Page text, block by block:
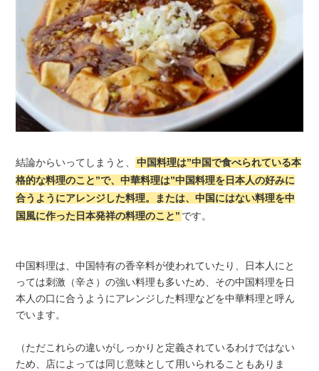
結論からいってしまうと、
中国料理は”中国で食べられている本
格的な料理のこと”で、中華料理は”中国料理を日本人の好みに
合うようにアレンジした料理。または、中国にはない料理を中
国風に作った日本発祥の料理のこと” です。
中国料理は、中国特有の香辛料が使われていたり、日本人にと
っては刺激（辛さ）の強い料理も多いため、その中国料理を日
本人の口に合うようにアレンジした料理などを中華料理と呼ん
でいます。
（ただこれらの違いがしっかりと定義されているわけではない
ため、店によっては同じ意味として用いられることもありま